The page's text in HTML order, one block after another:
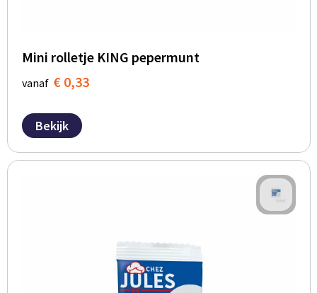
Mini rolletje KING pepermunt
vanaf € 0,33
Bekijk